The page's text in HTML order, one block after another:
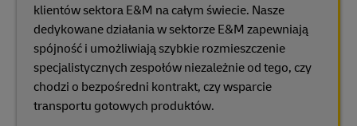
klientów sektora E&M na całym świecie. Nasze
dedykowane działania w sektorze E&M zapewniają
spójność i umożliwiają szybkie rozmieszczenie
specjalistycznych zespołów niezależnie od tego, czy
chodzi o bezpośredni kontrakt, czy wsparcie
transportu gotowych produktów.